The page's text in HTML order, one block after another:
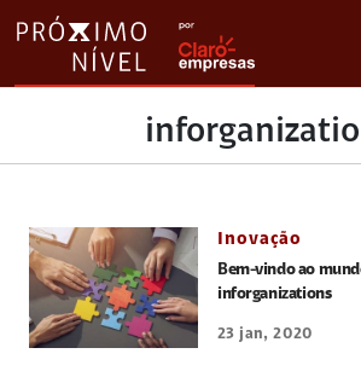
Inovação
Bem-vindo ao
inforganizations
23 jan, 2020